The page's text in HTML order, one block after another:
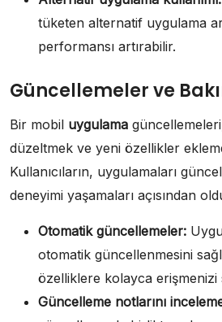
tüketen alternatif uygulama
performansı artırabilir.
Güncellemeler ve
Bir mobil uygulama
düzeltmek ve yeni özellikler
Kullanıcıların, uygulamaları
deneyimi yaşamaları açısından
Otomatik güncellemeler:
otomatik güncellenmesini
özelliklere kolayca erişmenizi
Güncelleme notlarını